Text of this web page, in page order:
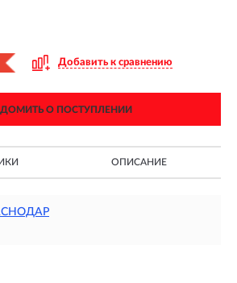
Добавить к сравнению
О ПОСТУПЛЕНИИ
ОПИСАНИЕ